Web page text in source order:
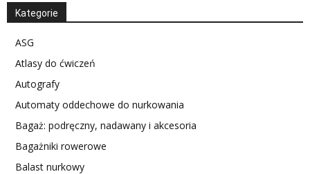
Kategorie
ASG
Atlasy do ćwiczeń
Autografy
Automaty oddechowe do nurkowania
Bagaż: podręczny, nadawany i akcesoria
Bagażniki rowerowe
Balast nurkowy